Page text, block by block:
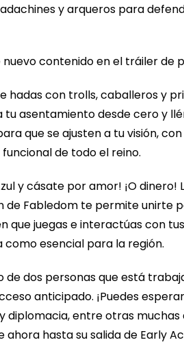
y arqueros para
nuevo contenido en el tráiler
hadas con trolls, caballeros y
asentamiento desde cero y
que se ajusten a tu visión,
de todo el reino.
y cásate por amor! ¡O
de Fabledom te permite unirte
que juegas e interactúas con
esencial para la región.
de dos personas que está
anticipado. ¡Puedes
diplomacia, entre otras
hasta su salida de Early